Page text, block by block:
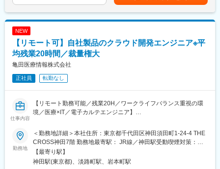
6万5千人となっています。国外だけでなく、日本の福島にも生産
変更の範囲：会社の定める業務
・コミュニケーションツール：Slack、Google Meet
■働き方：
の業務が可能ですので全国どこに居住されても問題ありません。※
■研修：
本社周辺を予定しており、会社の用意したホテルから勤務いただ
想定しております。
■特徴：
当社初めてのクラウドサービスとして、2021年1月にクラウドカ
(月額)は固定手当を含めた表記です。
NEW
【リモート可】自社製品のクラウド開発エンジニア※平
均残業20時間／裁量権大
亀田医療情報株式会社
正社員 転勤なし
仕事内容
【リモート勤務可能／残業20H／ワークライフバランス重視の環
境／医療×IT／電子カルテエンジニア】
■概要／採用背景：
当社のメインプロダクトである電子カルテシステムのクラウド版
の提供がスタートし、クリニックや病院などの医療施設に導入が
進んでいます。継続的な新規導入に加え、より利便性を高めクラ
イアントの業務改善に寄与していくために新たにエンジニアを募
勤務地
＜勤務地詳細＞本社住所：東京都千代田区神田須田町1-24-4 THE
CROSS神田7階 勤務地最寄駅： JR線／神田駅受動喫煙対策：屋
内全面禁煙変更の範囲：会社の定める事業所（リモートワーク含
む）
【最寄り駅】
神田駅(東京都)、淡路町駅、岩本町駅